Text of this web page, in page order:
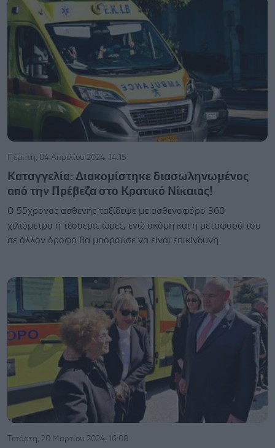
Πέμπτη, 04 Απριλίου 2024, 14:15
Καταγγελία: Διακομίστηκε διασωληνωμένος
από την Πρέβεζα στο Κρατικό Νίκαιας!
Ο 55χρονος ασθενής ταξίδεψε με ασθενοφόρο 360
χιλιόμετρα ή τέσσερις ώρες, ενώ ακόμη και η μεταφορά του
σε άλλον όροφο θα μπορούσε να είναι επικίνδυνη.
Τετάρτη, 20 Μαρτίου 2024, 16:08